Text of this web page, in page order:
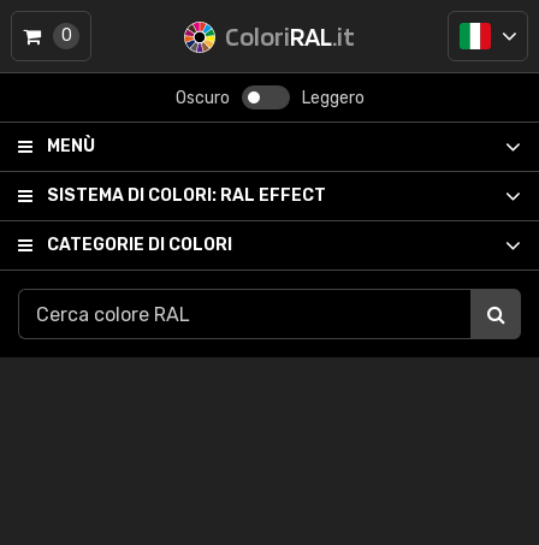
ColoriRAL.it
Oscuro Leggero
MENÙ
SISTEMA DI COLORI: RAL EFFECT
CATEGORIE DI COLORI
0